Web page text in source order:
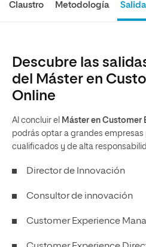
Claustro Metodología
Descubre las
del Máster en
Online
Al concluir el Máster en Customer
podrás optar a grandes
cualificados y de alta
Director de Innovación
Consultor de innovación
Customer Experience